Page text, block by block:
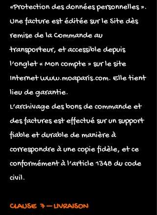
«Protection des données personnelles ».
Une facture est éditée sur le Site dès
remise de la Commande au
transporteur, et accessible depuis
l’onglet « Mon compte » sur le site
Internetwww.moaparis.com. Elle tient
lieu de garantie.
L’archivage des bons de commande et
des factures est effectué sur un support
fiable et durable de manière à
correspondre à une copie fidèle, et ce
conformément à l’article 1348 du code
civil.
CLAUSE 7 – LIVRAISON